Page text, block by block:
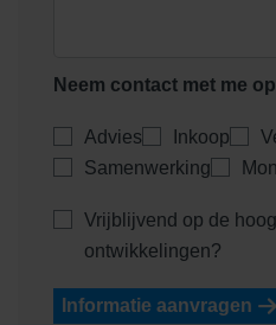
Neem contact met me
Advies Inkoop
Samenwerking
Vrijblijvend op de
ontwikkelingen?
Informatie aanvragen